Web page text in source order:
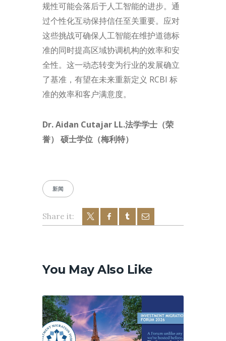
规性可能会落后于人工智能的进步。通
过个性化互动保持信任至关重要。应对
这些挑战可确保人工智能在维护道德标
准的同时提高区域协调机构的效率和安
全性。这一动态转变为行业的发展确立
了基准，有望在未来重新定义 RCBI 标
准的效率和客户满意度。
Dr. Aidan Cutajar LL.法学学士（荣
誉） 硕士学位（梅利特）
新闻
Share it:
导
You May Also Like